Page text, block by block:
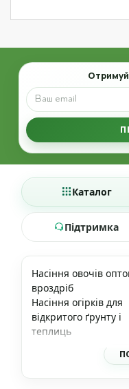
Email
Каталог
Підтримка
Насіння овочів
вроздріб
Насіння огірків для
відкритого ґрунту і
теплиць